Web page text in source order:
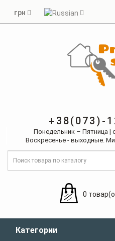
грн
+38(073)-
Понедельник – Пятница |
Воскресенье - выходные.
0
Категории